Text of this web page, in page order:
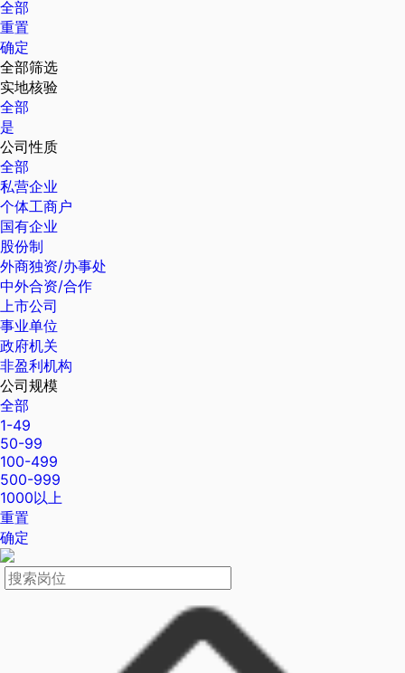
全部
重置
确定
全部筛选
实地核验
全部
是
公司性质
全部
私营企业
个体工商户
国有企业
股份制
外商独资/办事处
中外合资/合作
上市公司
事业单位
政府机关
非盈利机构
公司规模
全部
1-49
50-99
100-499
500-999
1000以上
重置
确定